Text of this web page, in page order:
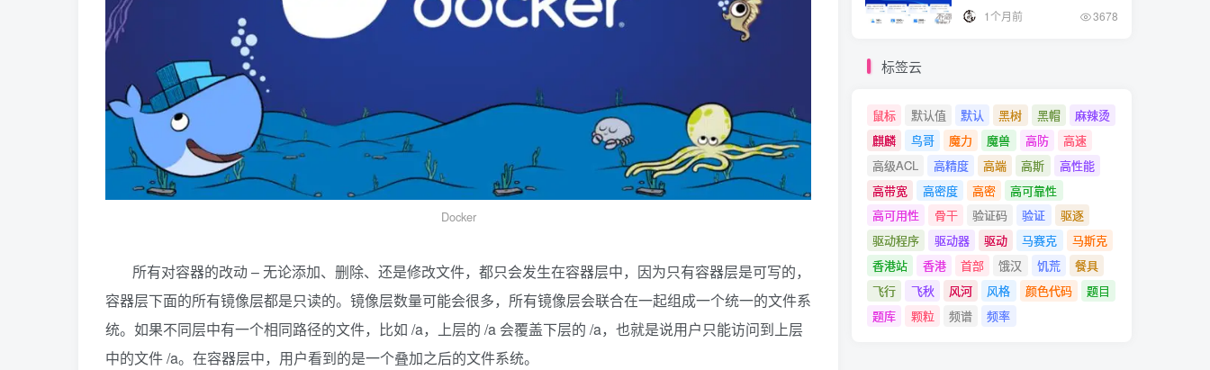
Docker
所有对容器的改动 – 无论添加、删除、还是修改文件，都只会发生在容器层中，因为只有容器层是可写的，
容器层下面的所有镜像层都是只读的。镜像层数量可能会很多，所有镜像层会联合在一起组成一个统一的文件系
统。如果不同层中有一个相同路径的文件，比如 /a，上层的 /a 会覆盖下层的 /a，也就是说用户只能访问到上层
中的文件 /a。在容器层中，用户看到的是一个叠加之后的文件系统。
1个月前 3678
标签云
鼠标 默认值 默认 黑树 黑帽
麻辣烫
麒麟
鸟哥 魔力 魔兽 高防
高速
高级ACL
高精度 高端 高斯
高性能
高带宽
高密度 高密
高可靠性
高可用性
骨干 验证码 验证
驱逐
驱动程序
驱动器 驱动 马赛克
马斯克
香港站
香港 首部 饿汉 饥荒
餐具
飞行
飞秋 风河 风格 颜色代码
题目
题库
颗粒 频谱 频率